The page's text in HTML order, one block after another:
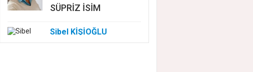
SÜPRİZ İSİM
Sibel KİŞİOĞLU
EUROVISION'DA